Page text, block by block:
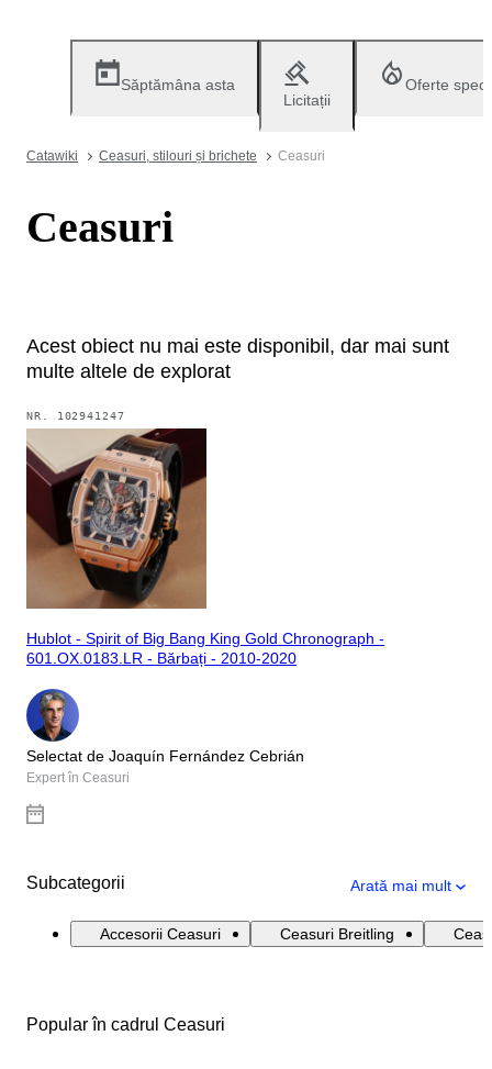
Săptămâna asta
Licitații
Oferte
Catawiki Ceasuri, stilouri și brichete Ceasuri
Ceasuri
Acest obiect nu mai este disponibil, dar mai sunt
multe altele de explorat
NR. 102941247
Hublot - Spirit of Big Bang King Gold Chronograph -
601.OX.0183.LR - Bărbați - 2010-2020
Selectat de Joaquín Fernández Cebrián
Expert în Ceasuri
Subcategorii Arată mai mult
Accesorii Ceasuri Ceasuri Breitling
Popular în cadrul Ceasuri